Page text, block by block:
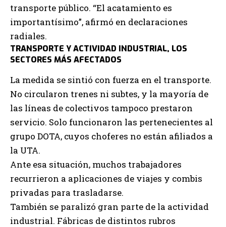
transporte público. “El acatamiento es
importantísimo”, afirmó en declaraciones
radiales.
TRANSPORTE Y ACTIVIDAD INDUSTRIAL, LOS
SECTORES MÁS AFECTADOS
La medida se sintió con fuerza en el transporte.
No circularon trenes ni subtes, y la mayoría de
las líneas de colectivos tampoco prestaron
servicio. Solo funcionaron las pertenecientes al
grupo DOTA, cuyos choferes no están afiliados a
la UTA.
Ante esa situación, muchos trabajadores
recurrieron a aplicaciones de viajes y combis
privadas para trasladarse.
También se paralizó gran parte de la actividad
industrial. Fábricas de distintos rubros